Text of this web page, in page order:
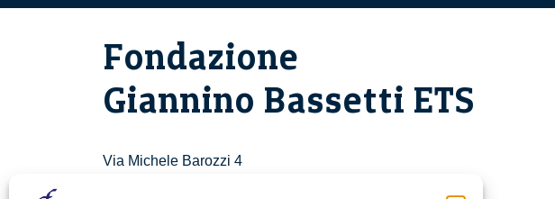
Fondazione
Giannino Bassetti ETS
Via Michele Barozzi 4